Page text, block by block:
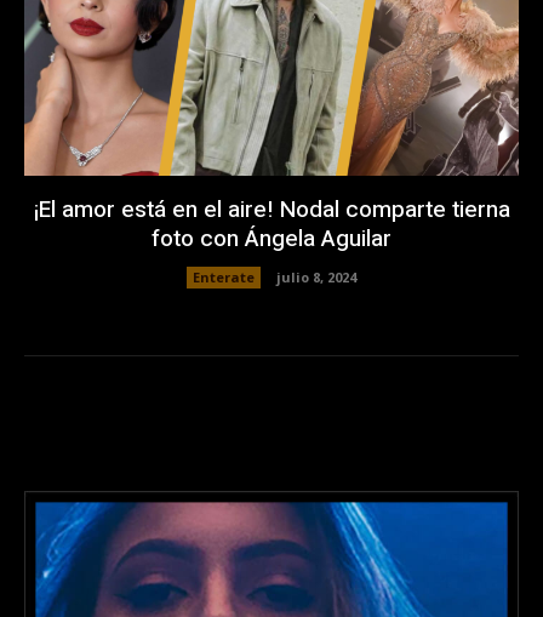
¡El amor está en el aire! Nodal comparte tierna
foto con Ángela Aguilar
Enterate julio 8, 2024